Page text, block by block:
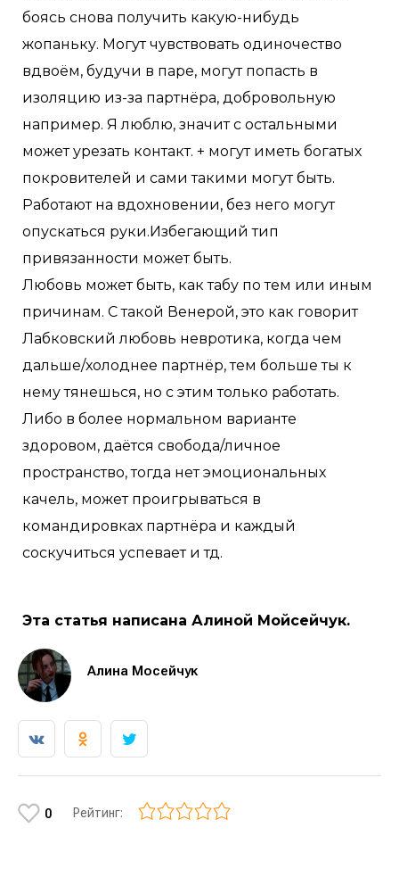
боясь снова получить какую-нибудь
жопаньку. Могут чувствовать одиночество
вдвоём, будучи в паре, могут попасть в
изоляцию из-за партнёра, добровольную
например. Я люблю, значит с остальными
может урезать контакт. + могут иметь богатых
покровителей и сами такими могут быть.
Работают на вдохновении, без него могут
опускаться руки.Избегающий тип
привязанности может быть.
Любовь может быть, как табу по тем или иным
причинам. С такой Венерой, это как говорит
Лабковский любовь невротика, когда чем
дальше/холоднее партнёр, тем больше ты к
нему тянешься, но с этим только работать.
Либо в более нормальном варианте
здоровом, даётся свобода/личное
пространство, тогда нет эмоциональных
качель, может проигрываться в
командировках партнёра и каждый
соскучиться успевает и тд.
Эта статья написана Алиной Мойсейчук.
Алина Мосейчук
0 Рейтинг: